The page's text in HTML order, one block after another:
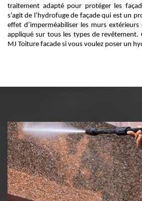
traitement adapté pour protéger les
s’agit de l’hydrofuge de façade qui est un
effet d’imperméabiliser les murs
appliqué sur tous les types de revêtement.
MJ Toiture facade si vous voulez poser un